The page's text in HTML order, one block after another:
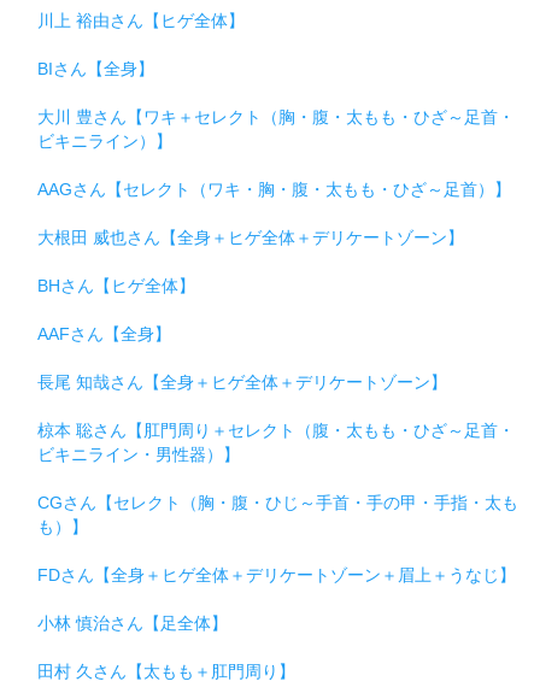
川上 裕由さん【ヒゲ全体】
BIさん【全身】
大川 豊さん【ワキ＋セレクト（胸・腹・太もも・ひざ～足首・
ビキニライン）】
AAGさん【セレクト（ワキ・胸・腹・太もも・ひざ～足首）】
大根田 威也さん【全身＋ヒゲ全体＋デリケートゾーン】
BHさん【ヒゲ全体】
AAFさん【全身】
長尾 知哉さん【全身＋ヒゲ全体＋デリケートゾーン】
椋本 聡さん【肛門周り＋セレクト（腹・太もも・ひざ～足首・
ビキニライン・男性器）】
CGさん【セレクト（胸・腹・ひじ～手首・手の甲・手指・太も
も）】
FDさん【全身＋ヒゲ全体＋デリケートゾーン＋眉上＋うなじ】
小林 慎治さん【足全体】
田村 久さん【太もも＋肛門周り】